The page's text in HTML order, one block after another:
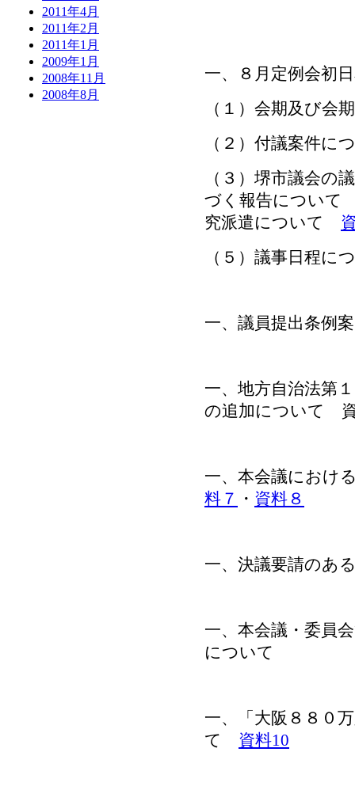
2011年4月
2011年2月
2011年1月
2009年1月
2008年11月
2008年8月
一、８月定例会初
（１）会期及び
（２）付議案件
（３）堺市議会の
づく報告につい
究派遣について
（５）議事日程に
一、議員提出条例
一、地方自治法第
の追加について
一、本会議におけ
料７
・ 資料８
一、決議要請のあ
一、本会議・委員
について
一、「大阪８８０
て 資料10